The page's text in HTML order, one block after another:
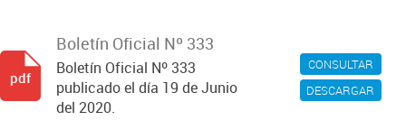
CONSULTAR
DESCARGAR
Boletín Oficial Nº 333
Boletín Oficial Nº 333
publicado el día 19 de Junio
del 2020.
pdf